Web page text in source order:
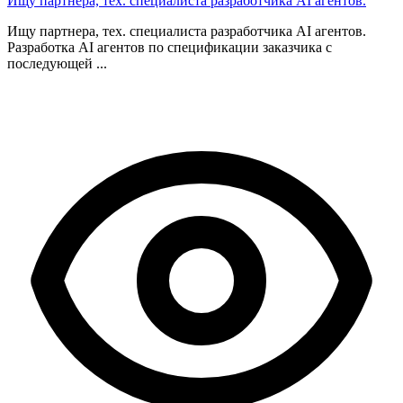
Ищу партнера, тех. специалиста разработчика AI агентов.
Разработка AI агентов по спецификации заказчика с
последующей ...